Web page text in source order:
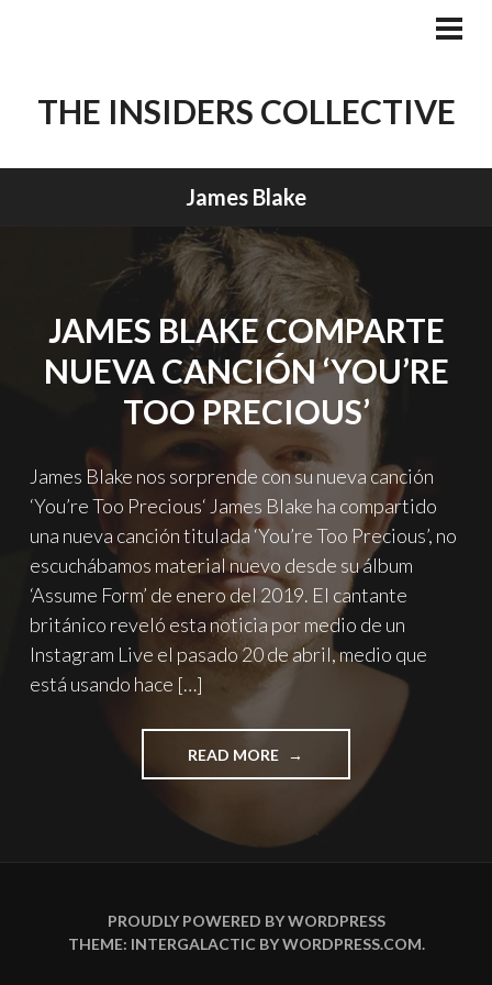
THE INSIDERS COLLECTIVE
James Blake
JAMES BLAKE COMPARTE
NUEVA CANCIÓN ‘YOU’RE
TOO PRECIOUS’
James Blake nos sorprende con su nueva canción
‘You’re Too Precious‘ James Blake ha compartido
una nueva canción titulada ‘You’re Too Precious’, no
escuchábamos material nuevo desde su álbum
‘Assume Form’ de enero del 2019. El cantante
británico reveló esta noticia por medio de un
Instagram Live el pasado 20 de abril, medio que
está usando hace […]
READ MORE "JAMES
BLAKE
COMPARTE
NUEVA
CANCIÓN
PRECIOUS’"
PROUDLY POWERED BY WORDPRESS
THEME: INTERGALACTIC BYWORDPRESS.COM.